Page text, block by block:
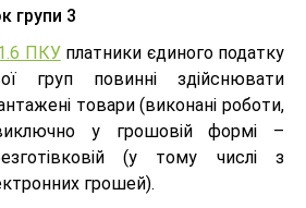
групи 3
ПКУплатники єдиного податку
груп повинні здійснювати
товари (виконані роботи,
у грошовій формі –
(у тому числі з
грошей).